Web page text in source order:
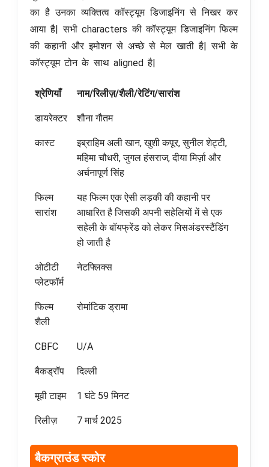
का है उनका व्यक्तित्व कॉस्ट्यूम डिजाइनिंग से निखर कर
आया है| सभी characters की कॉस्ट्यूम डिजाइनिंग फिल्म
की कहानी और इमोशन से अच्छे से मेल खाती है| सभी के
कॉस्ट्यूम टोन के साथ aligned है|
श्रेणियाँ नाम/रिलीज़/शैली/रेटिंग/सारांश
डायरेक्टर शौना गौतम
कास्ट
इब्राहिम अली खान, खुशी कपूर, सुनील शेट्टी,
महिमा चौधरी, जुगल हंसराज, दीया मिर्ज़ा और
अर्चनापूर्ण सिंह
फिल्म
सारांश
यह फिल्म एक ऐसी लड़की की कहानी पर
आधारित है जिसकी अपनी सहेलियों में से एक
सहेली के बॉयफ्रेंड को लेकर मिसअंडरस्टैंडिंग
हो जाती है
ओटीटी
प्लेटफॉर्म
नेटफ्लिक्स
फिल्म
शैली
रोमांटिक ड्रामा
CBFC U/A
बैकड्रॉप दिल्ली
मूवी टाइम 1 घंटे 59 मिनट
रिलीज़ 7 मार्च 2025
बैकग्राउंड स्कोर